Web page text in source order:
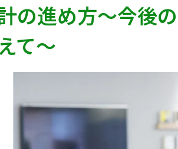
の進め方～今後
て～